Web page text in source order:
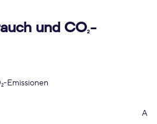
und CO2-
2-Emissionen
A